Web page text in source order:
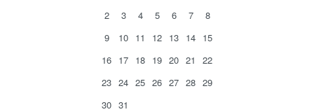
2
3 4 5 6 7
8
9
10 11 12 13 14 15
16 17 18 19 20 21
22
23 24 25 26 27 28 29
30 31